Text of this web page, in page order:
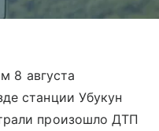
8 августа
станции Убукун
произошло ДТП